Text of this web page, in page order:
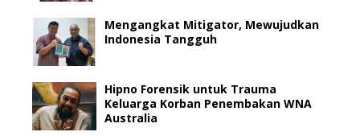
Mengangkat Mitigator, Mewujudkan
Indonesia Tangguh
Hipno Forensik untuk Trauma
Keluarga Korban Penembakan WNA
Australia